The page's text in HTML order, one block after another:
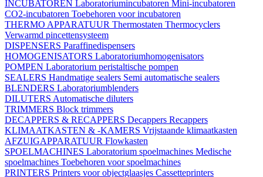
INCUBATOREN Laboratoriumincubatoren Mini-incubatoren
CO2-incubatoren Toebehoren voor incubatoren
THERMO APPARATUUR Thermostaten Thermocyclers
Verwarmd pincettensysteem
DISPENSERS Paraffinedispensers
HOMOGENISATORS Laboratoriumhomogenisators
POMPEN Laboratorium peristaltische pompen
SEALERS Handmatige sealers Semi automatische sealers
BLENDERS Laboratoriumblenders
DILUTERS Automatische diluters
TRIMMERS Block trimmers
DECAPPERS & RECAPPERS Decappers Recappers
KLIMAATKASTEN & -KAMERS Vrijstaande klimaatkasten
AFZUIGAPPARATUUR Flowkasten
SPOELMACHINES Laboratorium spoelmachines Medische
spoelmachines Toebehoren voor spoelmachines
PRINTERS Printers voor objectglaasjes Cassetteprinters